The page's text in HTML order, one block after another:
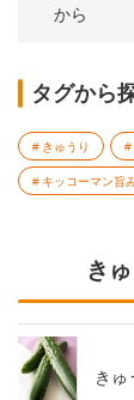
から
タグから
きゅうり
キッコーマン旨
き
きゅ